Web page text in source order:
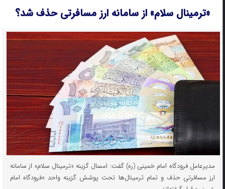
«ترمینال سلام» از سامانه ارز مسافرتی حذف شد؟
مدیرعامل فرودگاه امام خمینی (ره) گفت: امسال گزینه «ترمینال سلام» از سامانه
ارز مسافرتی حذف و تمام ترمینال‌ها تحت پوشش گزینه واحد «فرودگاه امام